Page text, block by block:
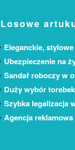
Losowe
Eleganckie,
Ubezpieczenie na
Sandał roboczy w
Duży wybór
Szybka legalizacja
Agencja